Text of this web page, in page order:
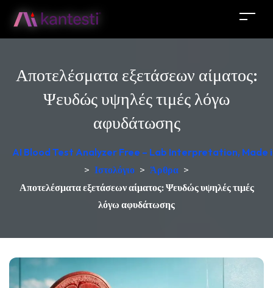
Αποτελέσματα εξετάσεων αίματος:
Ψευδώς υψηλές τιμές λόγω
αφυδάτωσης
AI Blood Test Analyzer Free – Lab Interpretation, Made
> Ιστολόγιο > Άρθρα >
Αποτελέσματα εξετάσεων αίματος: Ψευδώς υψηλές τιμές
λόγω αφυδάτωσης